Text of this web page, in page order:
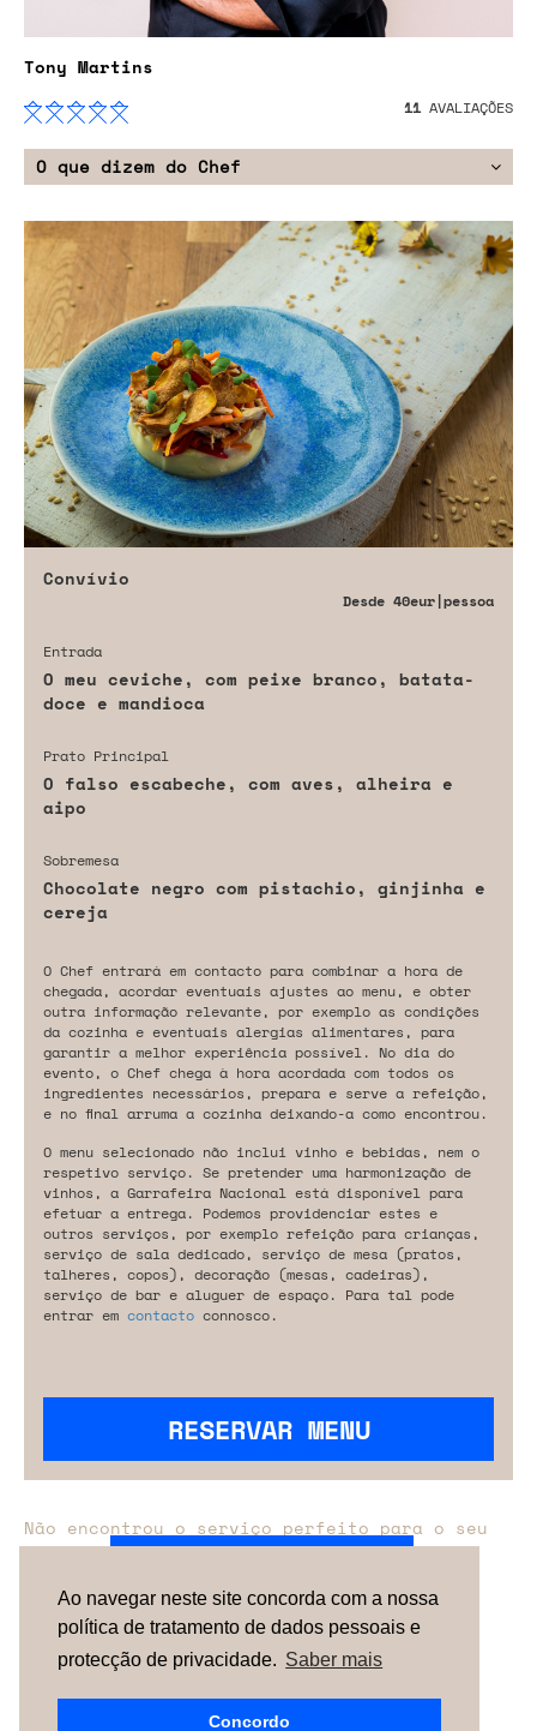
Ao navegar neste site concorda com a nossa
política de tratamento de dados pessoais e
protecção de privacidade. Saber mais
Concordo
Tony Martins
11 AVALIAÇÕES
O que dizem do Chef
Convívio
Desde 40eur|pessoa
Entrada
O meu ceviche, com peixe branco, batata-
doce e mandioca
Prato Principal
O falso escabeche, com aves, alheira e
aipo
Sobremesa
Chocolate negro com pistachio, ginjinha e
cereja
O Chef entrará em contacto para combinar a hora de
chegada, acordar eventuais ajustes ao menu, e obter
outra informação relevante, por exemplo as condições
da cozinha e eventuais alergias alimentares, para
garantir a melhor experiência possível. No dia do
evento, o Chef chega à hora acordada com todos os
ingredientes necessários, prepara e serve a refeição,
e no final arruma a cozinha deixando-a como encontrou.
O menu selecionado não inclui vinho e bebidas, nem o
respetivo serviço. Se pretender uma harmonização de
vinhos, a Garrafeira Nacional está disponível para
efetuar a entrega. Podemos providenciar estes e
outros serviços, por exemplo refeição para crianças,
serviço de sala dedicado, serviço de mesa (pratos,
talheres, copos), decoração (mesas, cadeiras),
serviço de bar e aluguer de espaço. Para tal pode
entrar em contacto connosco.
RESERVAR MENU
Não encontrou o serviço perfeito para o seu
evento?
Entre em contacto connosco.
TERMOS & CONDIÇÕES SOBRE NÓS
COMO
FUNCIONA
CONTACTOS
NEWSLETTER
ESPAÑA | PORTUGAL| UNITED KINGDOM